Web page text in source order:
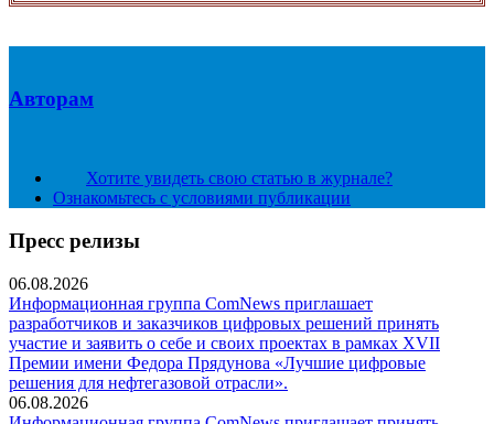
Авторам
Хотите увидеть свою статью в журнале?
Ознакомьтесь с условиями публикации
Пресс релизы
06.08.2026
Информационная группа ComNews приглашает
разработчиков и заказчиков цифровых решений принять
участие и заявить о себе и своих проектах в рамках XVII
Премии имени Федора Прядунова «Лучшие цифровые
решения для нефтегазовой отрасли».
06.08.2026